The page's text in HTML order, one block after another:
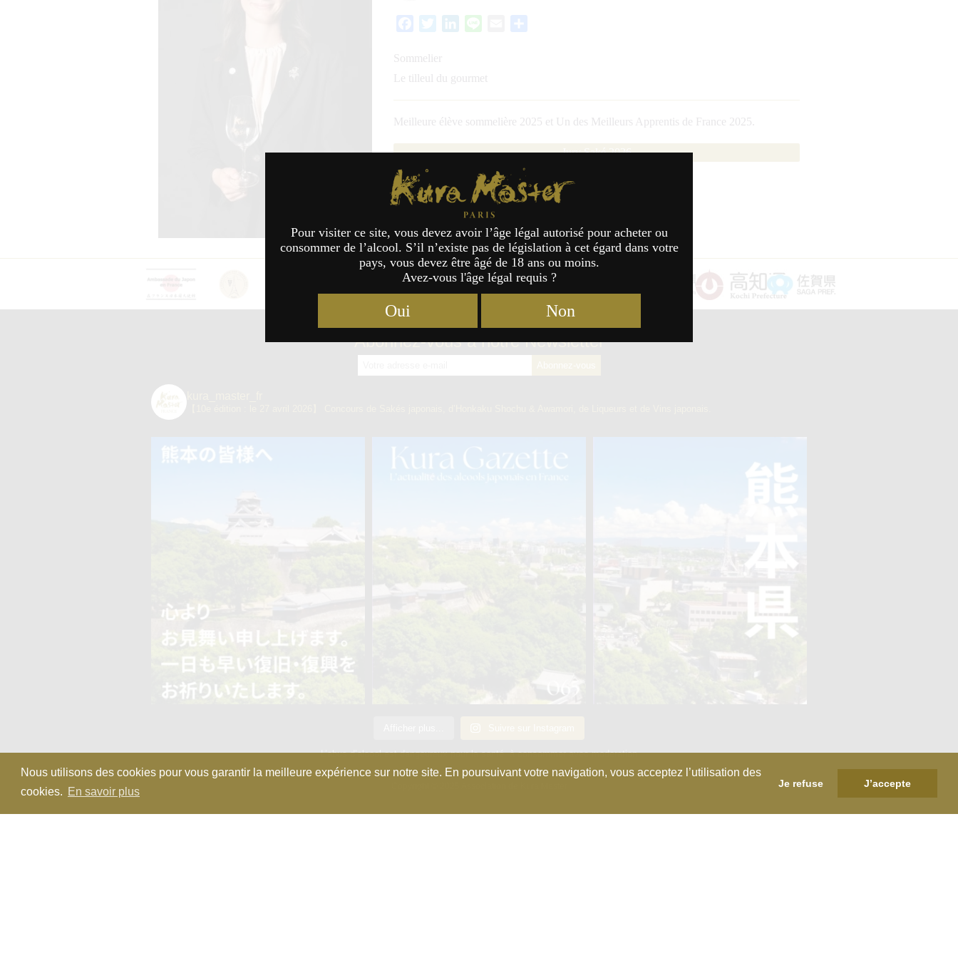
Nous utilisons des cookies pour vous garantir la meilleure expérience sur notre site. En poursuivant votre navigation, vous acceptez l’utilisation des
cookies. En savoir plus
Je refuse J’accepte
FacebookTwitterLinkedIn Email
Sommelier
Le tilleul du gourmet
Meilleure élève sommelière 2025 et Un des Meilleurs Apprentis de France 2025.
Jury Saké 2026
Abonnez-vous à notre Newsletter
L’abus d’alcool est dangeureux pour la santé, à consommer avec moderation
Kura Master Paris
Pour visiter ce site, vous devez avoir l’âge légal autorisé pour acheter ou
consommer de l’alcool. S’il n’existe pas de législation à cet égard dans votre
pays, vous devez être âgé de 18 ans ou moins.
Avez-vous l'âge légal requis ?
Oui Non